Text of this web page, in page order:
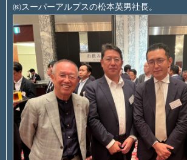
㈱スーパーアルプスの松本英男社長。